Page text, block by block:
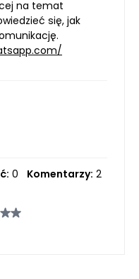
na temat
się, jak
0 Komentarzy: 2